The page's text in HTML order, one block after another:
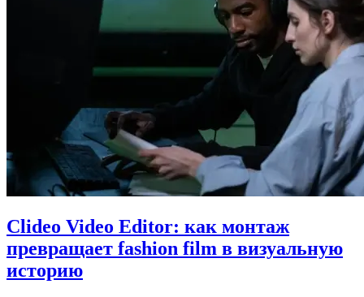
Clideo Video Editor: как монтаж
превращает fashion film в визуальную
историю